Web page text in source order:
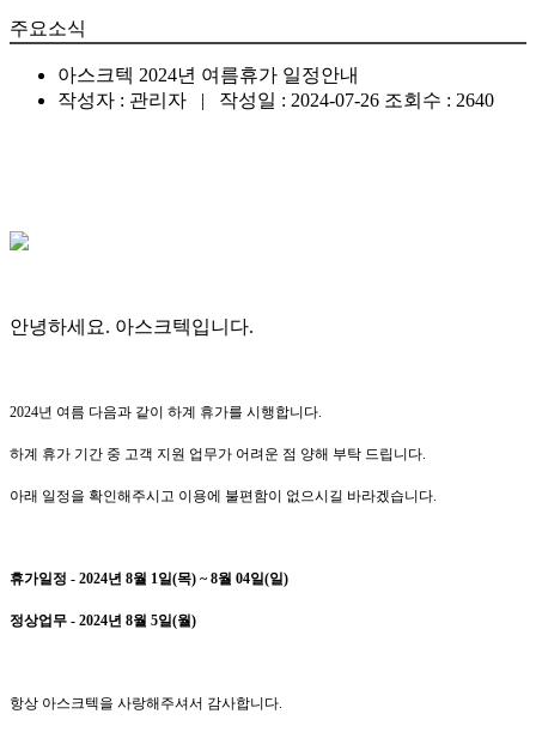
주요소식
아스크텍 2024년 여름휴가 일정안내
작성자 : 관리자 | 작성일 : 2024-07-26 조회수 : 2640
안녕하세요. 아스크텍입니다.
2024년 여름 다음과 같이 하계 휴가를 시행합니다.
하계 휴가 기간 중 고객 지원 업무가 어려운 점 양해 부탁 드립니다.
아래 일정을 확인해주시고 이용에 불편함이 없으시길 바라겠습니다.
휴가일정 - 2024년 8월 1일(목) ~ 8월 04일(일)
정상업무 - 2024년 8월 5일(월)
항상 아스크텍을 사랑해주셔서 감사합니다.